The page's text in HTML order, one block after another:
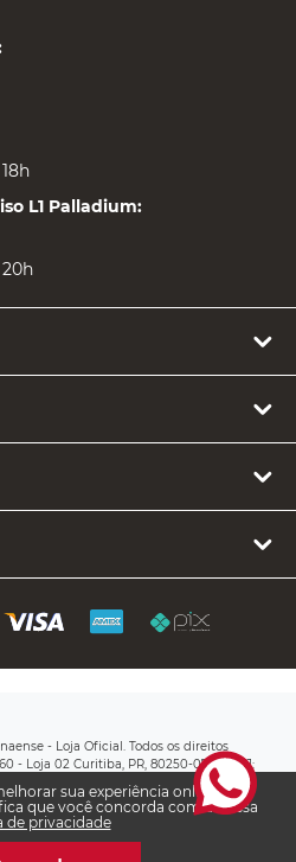
sua experiência online. Ao
que você concorda com a nossa
de privacidade
L1 Palladium:
- Loja Oficial. Todos os direitos
- Loja 02 Curitiba, PR, 80250-070 CNPJ:
0003-20